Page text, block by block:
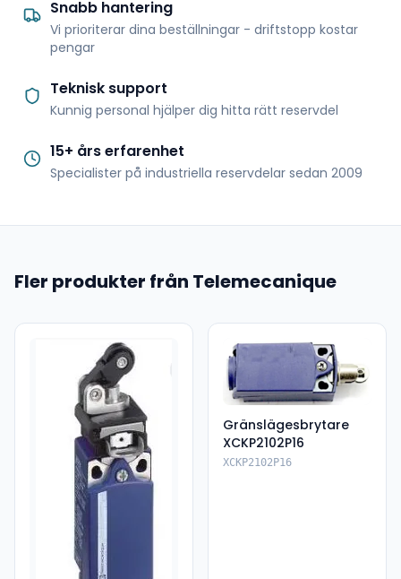
Snabb hantering
Vi prioriterar dina beställningar - driftstopp kostar
pengar
Teknisk support
Kunnig personal hjälper dig hitta rätt reservdel
15+ års erfarenhet
Specialister på industriella reservdelar sedan 2009
Fler produkter från Telemecanique
Gränslägesbrytare
XCKP2102P16
XCKP2102P16